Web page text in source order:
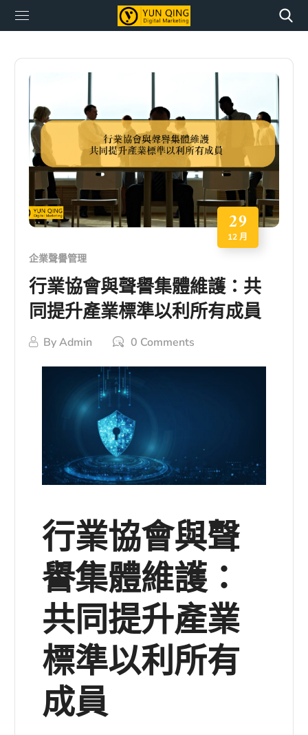
29
12 月
企業聲譽管理
行業協會與聲譽集體維護：共
同提升產業標準以利所有成員
ByAdmin 0 Comments
行業協會與聲
譽集體維護：
共同提升產業
標準以利所有
成員